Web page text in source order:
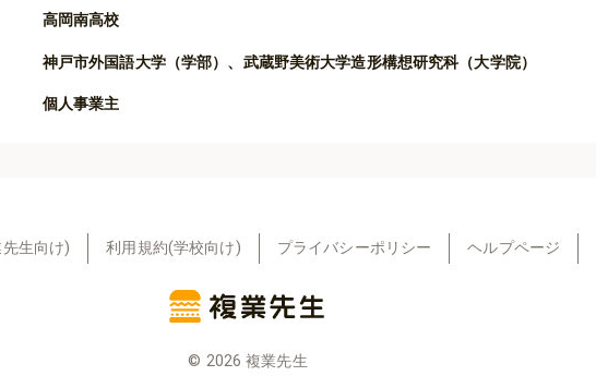
高岡南高校
神戸市外国語大学（学部）、武蔵野美術大学造形構想研究科（大学院）
個人事業主
生向け) 利用規約(学校向け) プライバシーポリシー ヘルプページ
© 2026 複業先生